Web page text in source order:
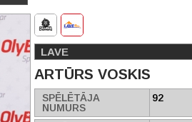
LAVE
ARTŪRS VOSKIS
SPĒLĒTĀJA
NUMURS
92